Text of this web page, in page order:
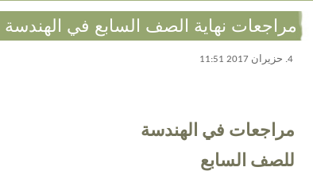
مراجعات نهاية الصف السابع في الهندسة
4. حزيران 2017 11:51
مراجعات في الهندسة
للصف السابع